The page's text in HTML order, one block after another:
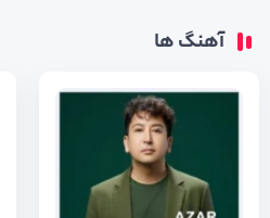
آهنگ ها